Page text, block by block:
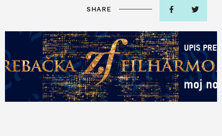
SHARE